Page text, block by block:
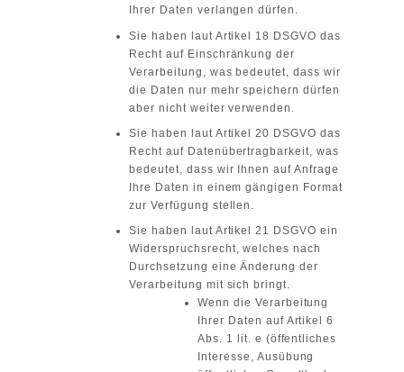
Ihrer Daten verlangen dürfen.
Sie haben laut Artikel 18 DSGVO das
Recht auf Einschränkung der
Verarbeitung, was bedeutet, dass wir
die Daten nur mehr speichern dürfen
aber nicht weiter verwenden.
Sie haben laut Artikel 20 DSGVO das
Recht auf Datenübertragbarkeit, was
bedeutet, dass wir Ihnen auf Anfrage
Ihre Daten in einem gängigen Format
zur Verfügung stellen.
Sie haben laut Artikel 21 DSGVO ein
Widerspruchsrecht, welches nach
Durchsetzung eine Änderung der
Verarbeitung mit sich bringt.
Wenn die Verarbeitung
Ihrer Daten auf Artikel 6
Abs. 1 lit. e (öffentliches
Interesse, Ausübung